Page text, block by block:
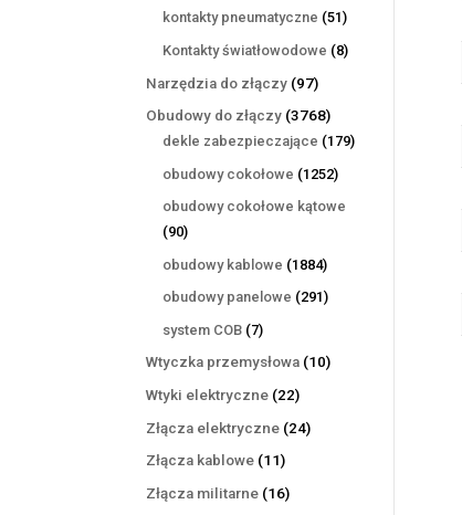
produktów
kontakty pneumatyczne 5151
produktów
Kontakty światłowodowe 88
Narzędzia do złączy 9797
produktów
Obudowy do złączy 37683768
produktów
dekle zabezpieczające 179179
obudowy cokołowe 12521252
obudowy cokołowe kątowe
9090
produktów
obudowy kablowe 18841884
produkty
obudowy panelowe 291291
system COB 77
produktów
Wtyczka przemysłowa 1010
Wtyki elektryczne 2222
produkty
Złącza elektryczne 2424
Złącza kablowe 1111
produktów
Złącza militarne 1616